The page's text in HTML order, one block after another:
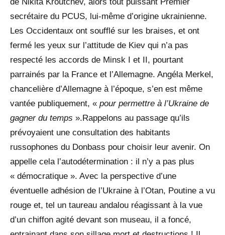
de Nikita Kroutchev, alors tout puissant Premier
secrétaire du PCUS, lui-même d’origine ukrainienne.
Les Occidentaux ont soufflé sur les braises, et ont
fermé les yeux sur l’attitude de Kiev qui n’a pas
respecté les accords de Minsk I et II, pourtant
parrainés par la France et l’Allemagne. Angéla Merkel,
chancelière d’Allemagne à l’époque, s’en est même
vantée publiquement, « pour permettre à l’Ukraine de
gagner du temps ».Rappelons au passage qu’ils
prévoyaient une consultation des habitants
russophones du Donbass pour choisir leur avenir. On
appelle cela l’autodétermination : il n’y a pas plus
« démocratique ». Avec la perspective d’une
éventuelle adhésion de l’Ukraine à l’Otan, Poutine a vu
rouge et, tel un taureau andalou réagissant à la vue
d’un chiffon agité devant son museau, il a foncé,